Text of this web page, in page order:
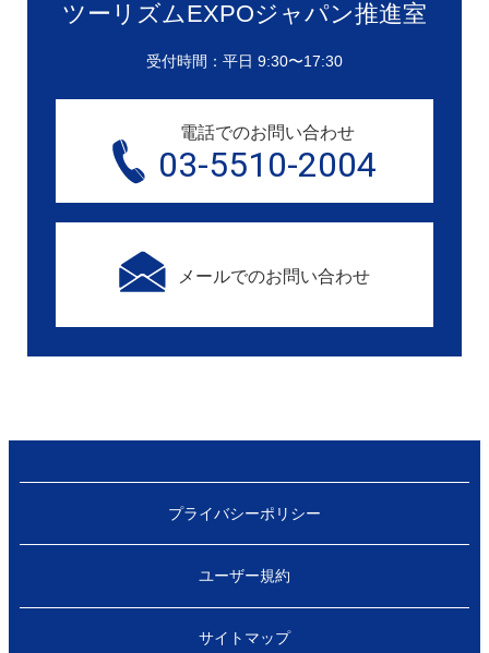
ツーリズムEXPOジャパン推進室
受付時間：平日 9:30〜17:30
電話でのお問い合わせ
03-5510-2004
メールでのお問い合わせ
プライバシーポリシー
ユーザー規約
サイトマップ